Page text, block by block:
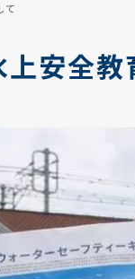
て
安全教